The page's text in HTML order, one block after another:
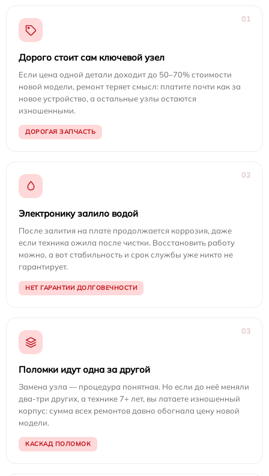
01
Дорого стоит сам ключевой узел
Если цена одной детали доходит до 50–70% стоимости
новой модели, ремонт теряет смысл: платите почти как за
новое устройство, а остальные узлы остаются
изношенными.
ДОРОГАЯ ЗАПЧАСТЬ
02
Электронику залило водой
После залития на плате продолжается коррозия, даже
если техника ожила после чистки. Восстановить работу
можно, а вот стабильность и срок службы уже никто не
гарантирует.
НЕТ ГАРАНТИИ ДОЛГОВЕЧНОСТИ
03
Поломки идут одна за другой
Замена узла — процедура понятная. Но если до неё меняли
два-три других, а технике 7+ лет, вы латаете изношенный
корпус: сумма всех ремонтов давно обогнала цену новой
модели.
КАСКАД ПОЛОМОК